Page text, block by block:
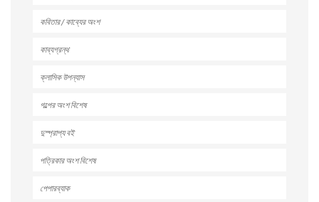
কবিতার / কাব্যের অংশ
কাব্যগ্রন্থ
ক্লাসিক উপন্যাস
গল্পের অংশ বিশেষ
দুস্প্রাপ্য বই
পত্রিকার অংশ বিশেষ
পেপারব্যাক